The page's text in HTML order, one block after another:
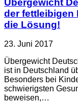
Übergewicht
der fettleibigen
die Lösung!
23. Juni 2017
Übergewicht
ist in Deutschland
Besonders bei
schwierigsten
beweisen,…